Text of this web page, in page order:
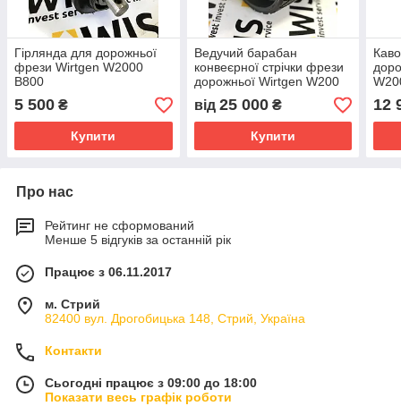
Гірлянда для дорожньої
фрези Wirtgen W2000
В800
5 500 ₴
Купити
Ведучий барабан
конвеєрної стрічки фрези
дорожньої Wirtgen W200
B600
від 25 000₴
Купити
12
Про нас
Рейтинг не сформований
Менше 5 відгуків за останній рік
Працює з 06.11.2017
м. Стрий
82400 вул. Дрогобицька 148, Стрий, Україна
Контакти
Сьогодні працює з 09:00 до 18:00
Показати весь графік роботи